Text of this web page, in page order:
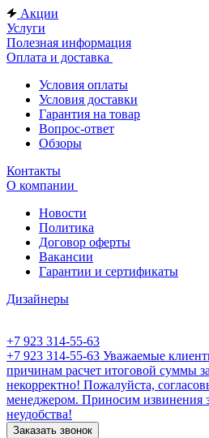
Акции
Услуги
Полезная информация
Оплата и доставка
Условия оплаты
Условия доставки
Гарантия на товар
Вопрос-ответ
Обзоры
Контакты
О компании
Новости
Политика
Договор оферты
Вакансии
Гарантии и сертификаты
Дизайнеры
+7 923 314-55-63
+7 923 314-55-63 Уважаемые
причинам расчет итоговой суммы
некорректно! Пожалуйста,
менеджером. Приносим извинения
неудобства!
Заказать звонок